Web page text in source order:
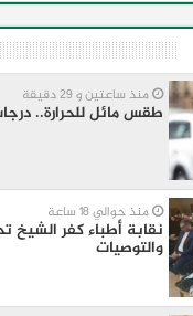
منذ ساعتين و 29 دقيقة
طقس مائل للحرارة..
منذ حوالي 18 ساعة
نقابة أطباء كفر الشيخ
والتوصيات